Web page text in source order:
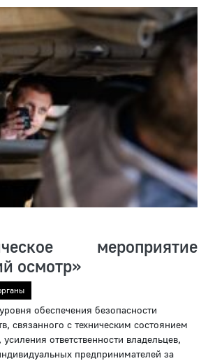
мероприятие
осмотр»
обеспечения безопасности
связанного с техническим состоянием
ответственности владельцев,
предпринимателей за